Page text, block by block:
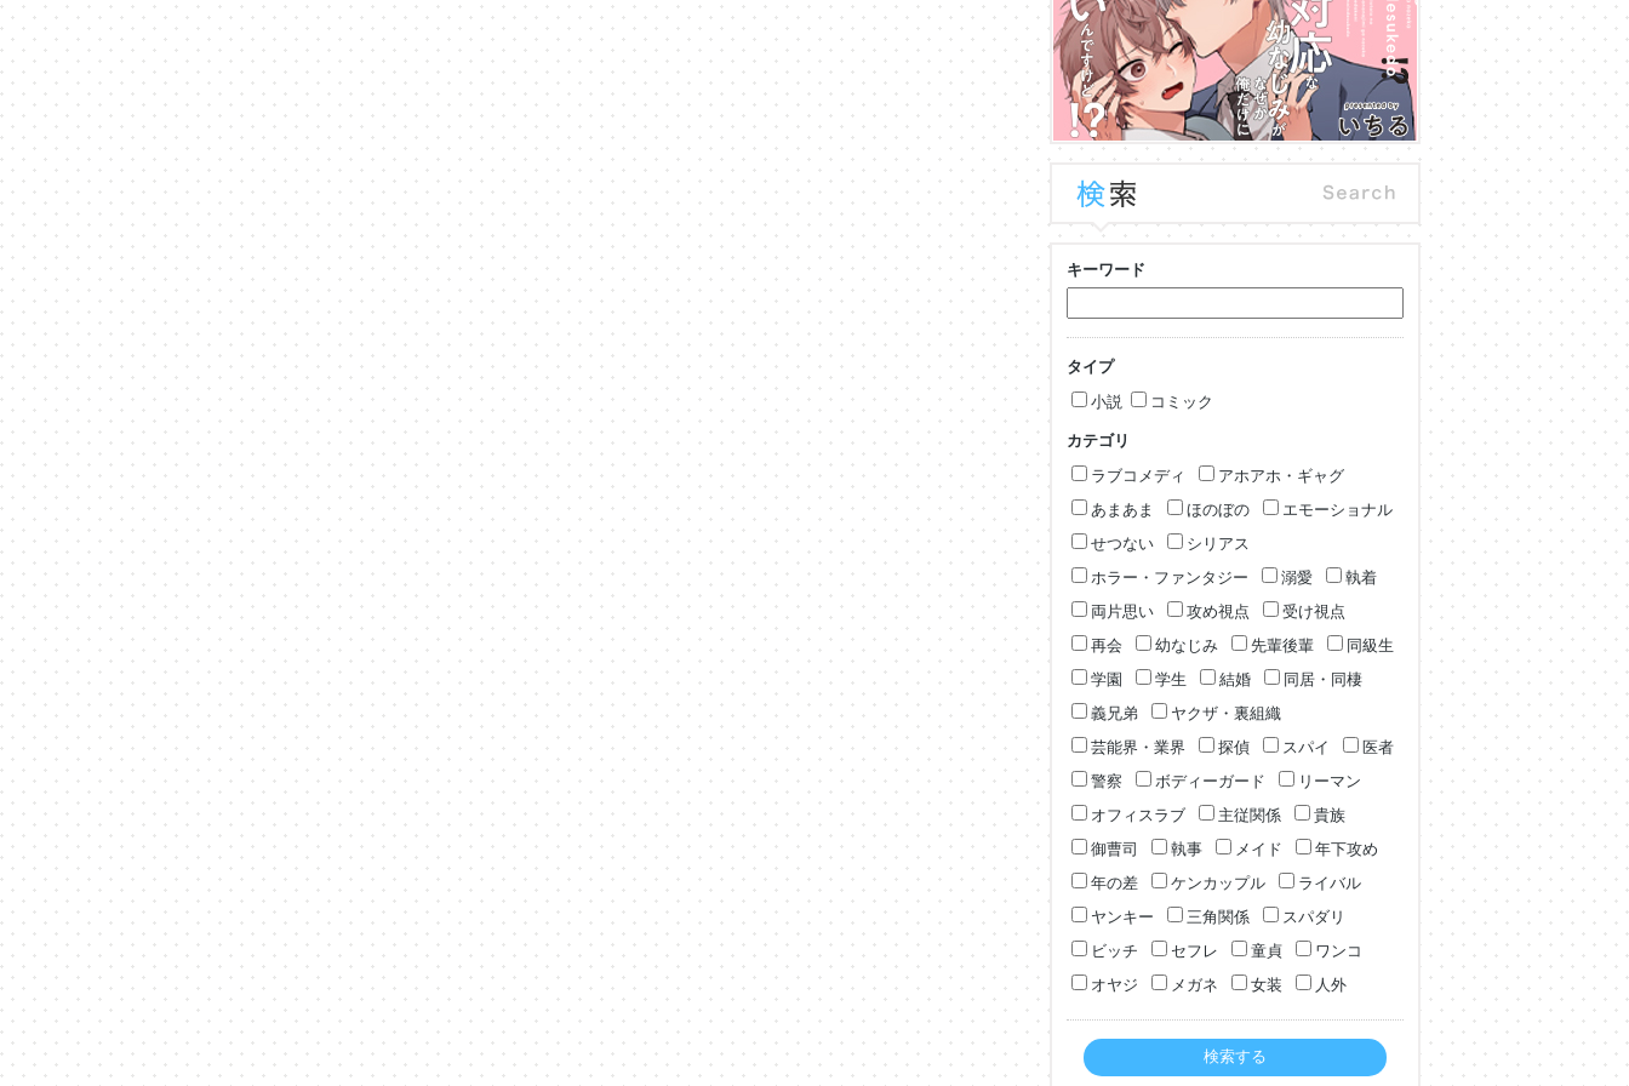
キーワード
タイプ
小説
コミック
カテゴリ
ラブコメディ
アホアホ・ギャグ
あまあま
ほのぼの
エモーショナル
せつない
シリアス
ホラー・ファンタジー
溺愛
執着
両片思い
攻め視点
受け視点
再会
幼なじみ 先輩後輩
同級生
学園
学生 結婚
同居・同棲
義兄弟
ヤクザ・裏組織
芸能界・業界
探偵 スパイ
医者
警察
ボディーガード
リーマン
オフィスラブ
主従関係
貴族
御曹司
執事 メイド
年下攻め
年の差
ケンカップル
ライバル
ヤンキー
三角関係
スパダリ
ビッチ
セフレ 童貞
ワンコ
オヤジ
メガネ 女装 人外
検索する